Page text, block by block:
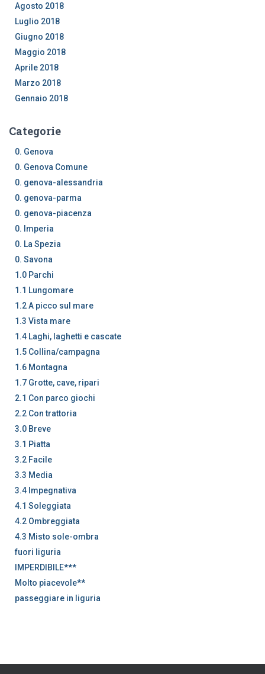
Agosto 2018
Luglio 2018
Giugno 2018
Maggio 2018
Aprile 2018
Marzo 2018
Gennaio 2018
Categorie
0. Genova
0. Genova Comune
0. genova-alessandria
0. genova-parma
0. genova-piacenza
0. Imperia
0. La Spezia
0. Savona
1.0 Parchi
1.1 Lungomare
1.2 A picco sul mare
1.3 Vista mare
1.4 Laghi, laghetti e cascate
1.5 Collina/campagna
1.6 Montagna
1.7 Grotte, cave, ripari
2.1 Con parco giochi
2.2 Con trattoria
3.0 Breve
3.1 Piatta
3.2 Facile
3.3 Media
3.4 Impegnativa
4.1 Soleggiata
4.2 Ombreggiata
4.3 Misto sole-ombra
fuori liguria
IMPERDIBILE***
Molto piacevole**
passeggiare in liguria